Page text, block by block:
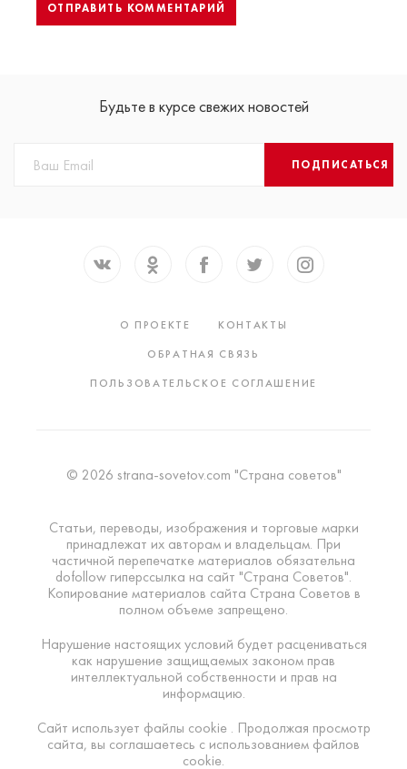
Будьте в курсе свежих новостей
ПОДПИСАТЬСЯ
О ПРОЕКТЕ
КОНТАКТЫ
ОБРАТНАЯ СВЯЗЬ
ПОЛЬЗОВАТЕЛЬСКОЕ СОГЛАШЕНИЕ
© 2026 strana-sovetov.com "Страна советов"
Статьи, переводы, изображения и торговые марки
принадлежат их авторам и владельцам. При
частичной перепечатке материалов обязательна
dofollow гиперссылка на сайт "Страна Советов".
Копирование материалов сайта Страна Советов в
полном объеме запрещено.
Нарушение настоящих условий будет расцениваться
как нарушение защищаемых законом прав
интеллектуальной собственности и прав на
информацию.
Сайт использует файлы cookie . Продолжая просмотр
сайта, вы соглашаетесь с использованием файлов
cookie.